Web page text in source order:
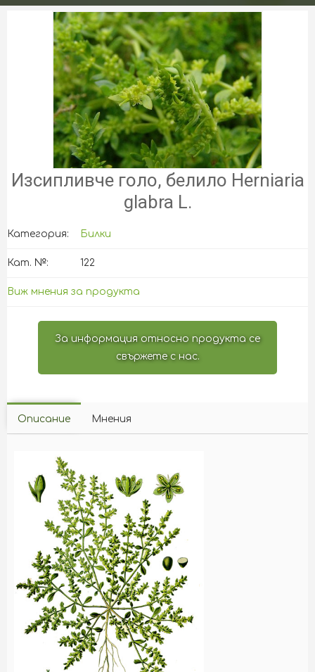
Изсипливче голо, белило Herniaria
glabra L.
Категория: Билки
Кат. №: 122
Виж мнения за продукта
За информация относно продукта се
свържете с нас.
Описание Мнения